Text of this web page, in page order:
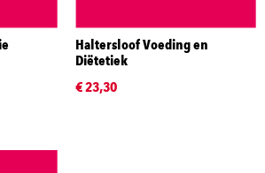
Haltersloof Voeding en
Diëtetiek
€ 23,30